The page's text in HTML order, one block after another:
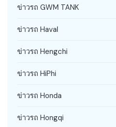
ข่าวรถ GWM TANK
ข่าวรถ Haval
ข่าวรถ Hengchi
ข่าวรถ HiPhi
ข่าวรถ Honda
ข่าวรถ Hongqi